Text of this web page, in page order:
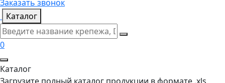
Заказать звонок
Каталог
0
Каталог